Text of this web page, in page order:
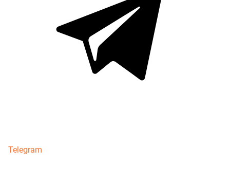
Telegram